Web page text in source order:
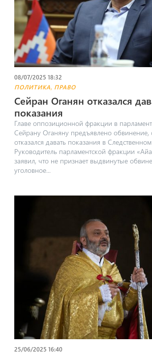
08/07/2025 18:32
ПОЛИТИКА, ПРАВО
Сейран Оганян отказался
показания
Главе оппозиционной фракции в
Сейрану Оганяну предъявлено обвинение,
отказался давать показания в
Руководитель парламентской фракции
заявил, что не признает выдвинутые
уголовное...
25/06/2025 16:40